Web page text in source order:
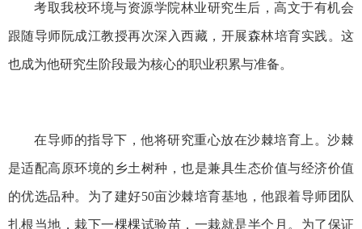
考取我校环境与资源学院林业研究生后，高文于有机会
跟随导师阮成江教授再次深入西藏，开展森林培育实践。这
也成为他研究生阶段最为核心的职业积累与准备。
在导师的指导下，他将研究重心放在沙棘培育上。沙棘
是适配高原环境的乡土树种，也是兼具生态价值与经济价值
的优选品种。为了建好50亩沙棘培育基地，他跟着导师团队
扎根当地，栽下一棵棵试验苗，一栽就是半个月。为了保证